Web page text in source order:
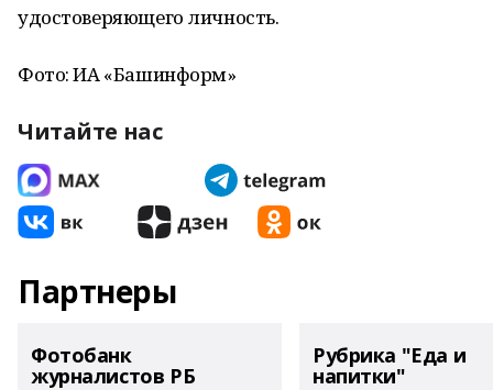
удостоверяющего личность.
Фото: ИА «Башинформ»
Читайте нас
Партнеры
Фотобанк
журналистов РБ
Рубрика "Еда и
напитки"